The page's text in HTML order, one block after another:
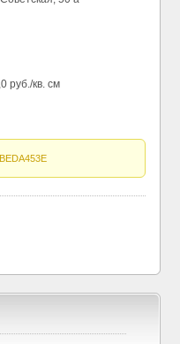
руб./кв. см